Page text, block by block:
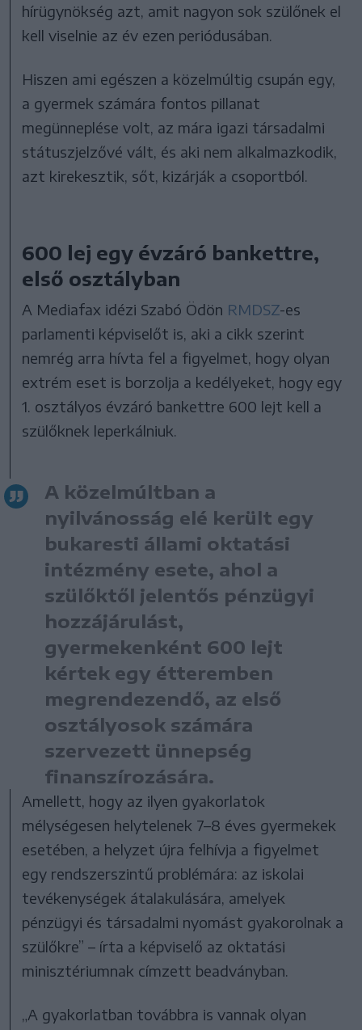
hírügynökség azt, amit nagyon sok szülőnek el
kell viselnie az év ezen periódusában.
Hiszen ami egészen a közelmúltig csupán egy,
a gyermek számára fontos pillanat
megünneplése volt, az mára igazi társadalmi
státuszjelzővé vált, és aki nem alkalmazkodik,
azt kirekesztik, sőt, kizárják a csoportból.
600 lej egy évzáró bankettre,
első osztályban
A Mediafax idézi Szabó Ödön RMDSZ-es
parlamenti képviselőt is, aki a cikk szerint
nemrég arra hívta fel a figyelmet, hogy olyan
extrém eset is borzolja a kedélyeket, hogy egy
1. osztályos évzáró bankettre 600 lejt kell a
szülőknek leperkálniuk.
A közelmúltban a
nyilvánosság elé került egy
bukaresti állami oktatási
intézmény esete, ahol a
szülőktől jelentős pénzügyi
hozzájárulást,
gyermekenként 600 lejt
kértek egy étteremben
megrendezendő, az első
osztályosok számára
szervezett ünnepség
finanszírozására.
Amellett, hogy az ilyen gyakorlatok
mélységesen helytelenek 7–8 éves gyermekek
esetében, a helyzet újra felhívja a figyelmet
egy rendszerszintű problémára: az iskolai
tevékenységek átalakulására, amelyek
pénzügyi és társadalmi nyomást gyakorolnak a
szülőkre” – írta a képviselő az oktatási
minisztériumnak címzett beadványban.
„A gyakorlatban továbbra is vannak olyan